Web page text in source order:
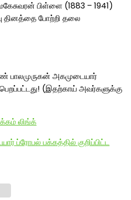
பிள்ளை (1883 – 1941)
தினத்தை போற்றி தலை
பாலமுருகன் அகமுடையார்
(இதற்காய் அவர்களுக்கு
லிங்க்
ப்ரோபல் பக்கத்தில் குறிப்பிட்ட